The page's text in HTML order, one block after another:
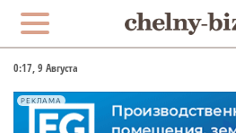
0:17, 9 Августа
РЕКЛАМА